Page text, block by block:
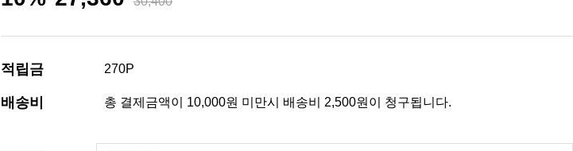
적립금 270P
배송비 총 결제금액이 10,000원 미만시 배송비 2,500원이 청구됩니다.